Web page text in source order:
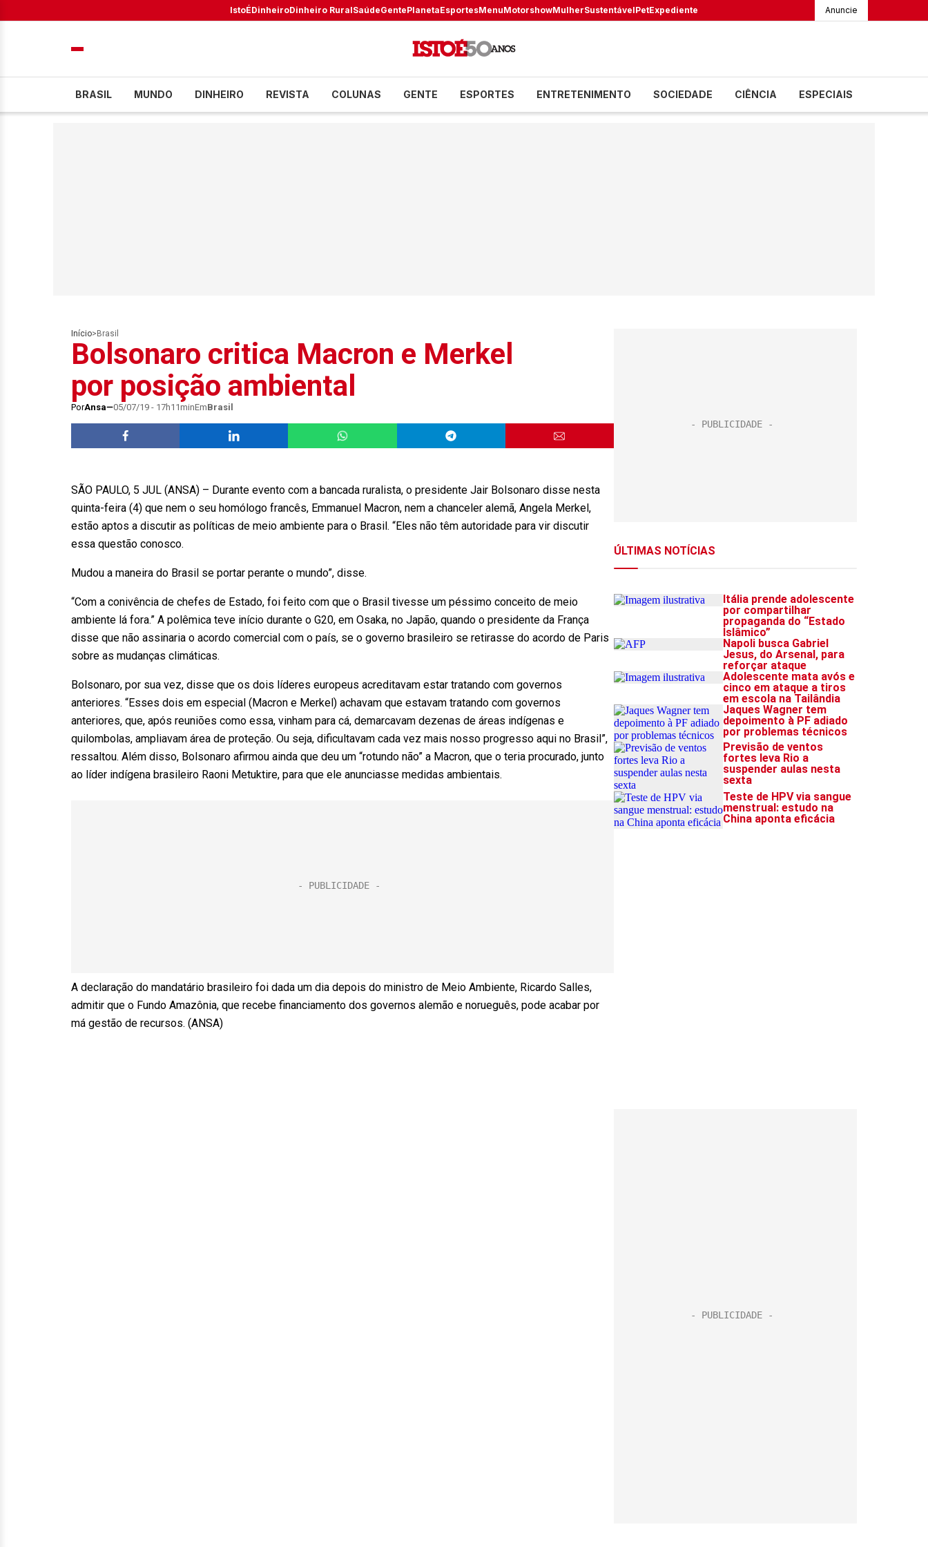
IstoÉDinheiroDinheiro RuralSaúdeGentePlanetaEsportesMenuMotorshowMulherSustentávelPetExpediente Anuncie
BRASIL MUNDO DINHEIRO REVISTA COLUNAS GENTE ESPORTES ENTRETENIMENTO SOCIEDADE CIÊNCIA ESPECIAIS
Início> Brasil
Bolsonaro critica Macron e Merkel
por posição ambiental
PorAnsa 05/07/19 - 17h11minEmBrasil
SÃO PAULO, 5 JUL (ANSA) – Durante evento com a bancada ruralista, o presidente Jair Bolsonaro disse nesta
quinta-feira (4) que nem o seu homólogo francês, Emmanuel Macron, nem a chanceler alemã, Angela Merkel,
estão aptos a discutir as políticas de meio ambiente para o Brasil. “Eles não têm autoridade para vir discutir
essa questão conosco.
Mudou a maneira do Brasil se portar perante o mundo”, disse.
“Com a conivência de chefes de Estado, foi feito com que o Brasil tivesse um péssimo conceito de meio
ambiente lá fora.” A polêmica teve início durante o G20, em Osaka, no Japão, quando o presidente da França
disse que não assinaria o acordo comercial com o país, se o governo brasileiro se retirasse do acordo de Paris
sobre as mudanças climáticas.
Bolsonaro, por sua vez, disse que os dois líderes europeus acreditavam estar tratando com governos
anteriores. “Esses dois em especial (Macron e Merkel) achavam que estavam tratando com governos
anteriores, que, após reuniões como essa, vinham para cá, demarcavam dezenas de áreas indígenas e
quilombolas, ampliavam área de proteção. Ou seja, dificultavam cada vez mais nosso progresso aqui no Brasil”,
ressaltou. Além disso, Bolsonaro afirmou ainda que deu um “rotundo não” a Macron, que o teria procurado, junto
ao líder indígena brasileiro Raoni Metuktire, para que ele anunciasse medidas ambientais.
A declaração do mandatário brasileiro foi dada um dia depois do ministro de Meio Ambiente, Ricardo Salles,
admitir que o Fundo Amazônia, que recebe financiamento dos governos alemão e norueguês, pode acabar por
má gestão de recursos. (ANSA)